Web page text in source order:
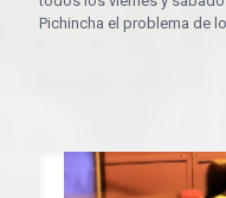
Pichincha el problema de